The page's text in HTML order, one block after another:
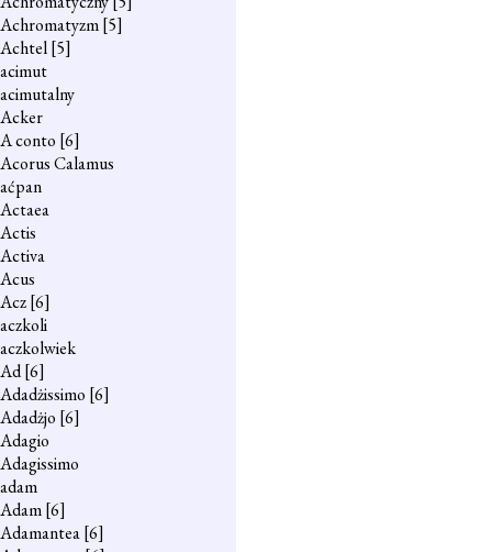
Achromatyzm[5]
Achtel[5]
acimut
acimutalny
Acker
A conto [6]
Acorus Calamus
aćpan
Actaea
Actis
Activa
Acus
Acz[6]
aczkoli
aczkolwiek
Ad[6]
Adadżissimo [6]
Adadżjo [6]
Adagio
Adagissimo
adam
Adam[6]
Adamantea[6]